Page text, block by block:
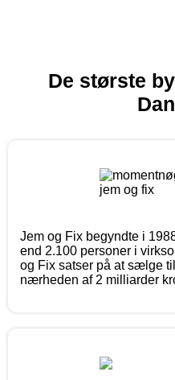
De største
Jem og Fix begyndte i
end 2.100 personer i
og Fix satser på at sælge
nærheden af 2 milliarder